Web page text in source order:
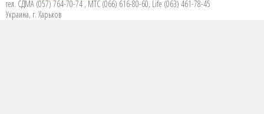
тел. СДМА (057) 764-70-74 , МТС (066) 616-80-60, Life (063) 461-78-45
Украина, г. Харьков